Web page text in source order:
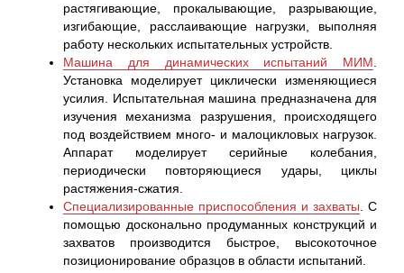
растягивающие, прокалывающие, разрывающие,
изгибающие, расслаивающие нагрузки, выполняя
работу нескольких испытательных устройств.
Машина для динамических испытаний МИМ
Установка моделирует циклически изменяющиеся
усилия. Испытательная машина предназначена для
изучения механизма разрушения, происходящего
под воздействием много- и малоцикловых нагрузок.
Аппарат моделирует серийные колебания,
периодически повторяющиеся удары, циклы
растяжения-сжатия.
Специализированные приспособления и захваты . С
помощью досконально продуманных конструкций и
захватов производится быстрое, высокоточное
позиционирование образцов в области испытаний.